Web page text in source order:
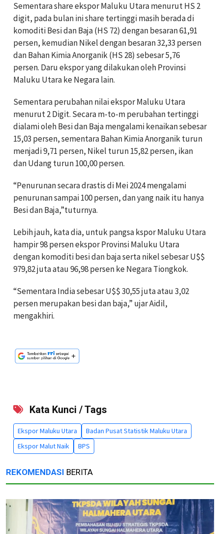
Sementara share ekspor Maluku Utara menurut HS 2
digit, pada bulan ini share tertinggi masih berada di
komoditi Besi dan Baja (HS 72) dengan besaran 61,91
persen, kemudian Nikel dengan besaran 32,33 persen
dan Bahan Kimia Anorganik (HS 28) sebesar 5,76
persen. Daru ekspor yang dilakukan oleh Provinsi
Maluku Utara ke Negara lain.
Sementara perubahan nilai ekspor Maluku Utara
menurut 2 Digit. Secara m-to-m perubahan tertinggi
dialami oleh Besi dan Baja mengalami kenaikan sebesar
15,03 persen, sementara Bahan Kimia Anorganik turun
menjadi 9,71 persen, Nikel turun 15,82 persen, ikan
dan Udang turun 100,00 persen.
“Penurunan secara drastis di Mei 2024 mengalami
penurunan sampai 100 persen, dan yang naik itu hanya
Besi dan Baja,”tuturnya.
Lebih jauh, kata dia, untuk pangsa kspor Maluku Utara
hampir 98 persen ekspor Provinsi Maluku Utara
dengan komoditi besi dan baja serta nikel sebesar U$$
979,82 juta atau 96,98 persen ke Negara Tiongkok.
“Sementara India sebesar U$$ 30,55 juta atau 3,02
persen merupakan besi dan baja,” ujar Aidil,
mengakhiri.
Kata Kunci / Tags
Ekspor Maluku Utara
Badan Pusat Statistik Maluku Utara
Ekspor Malut Naik
BPS
REKOMENDASI BERITA